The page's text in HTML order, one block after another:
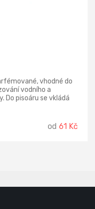
vhodné do
vodního a
Do pisoáru se vkládá
od 61 Kč